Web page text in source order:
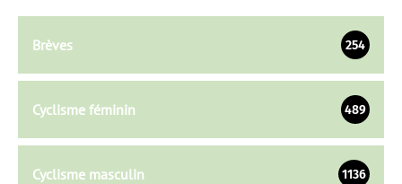
Brèves 254
Cyclisme féminin 489
Cyclisme masculin 1136